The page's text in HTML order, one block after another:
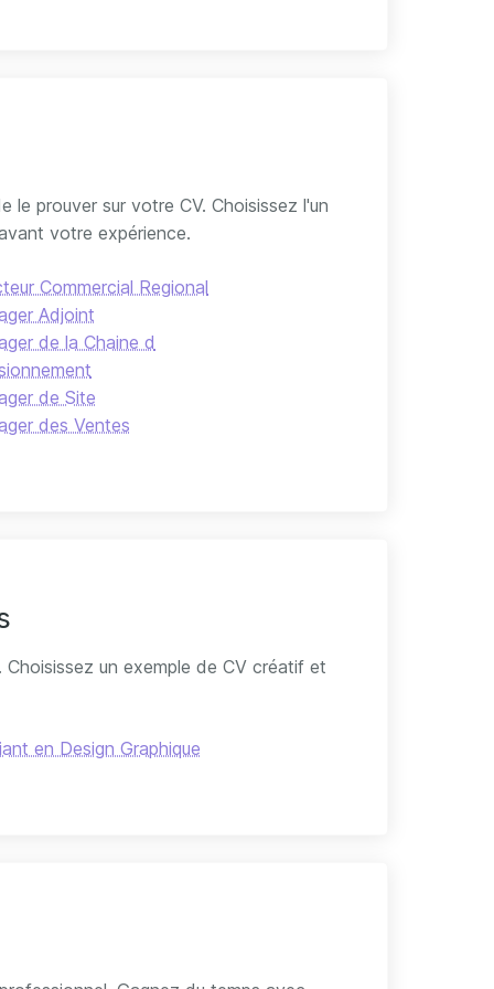
prouver sur votre CV. Choisissez l'un
votre expérience.
Commercial Regional
Adjoint
de la Chaine d
de Site
des Ventes
un exemple de CV créatif et
en Design Graphique